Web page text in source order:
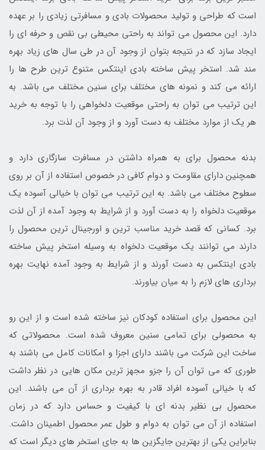
است که طراحی و تولید محصولات بادی و مسافرتی زیادی را بر عهده
دارد. این محصول می تواند به راحتی محیطی بی نقص و حرفه ای را
ایجاد سازد که در نتیجه بتوان از وجود آن در طی سال های زیاد بهره
مند شد. استخر پیش ساخته بادی اینتکس متنوع ترین طرح ها را
ارائه می کند و نمونه های مختلف برای سنین مختلف می باشد. به
این ترتیب می توان به راحتی موقعیت دلخواهی را با توجه به خرید
هر یک از موارد مختلف به دست آورد و از وجود آن لذت برد.
بدنه محصول برای به همراه داشتن در مسافرت سازگاری دارد و
همچنین دارای مقاومت و دوام کافی در خصوص استفاده از آن بر روی
سطوح مختلف می باشد. به این ترتیب می توان با خیالی آسوده یک
موقعیت دلخواه را به دست آورد و از شرایط به وجود آمده از آن لذت
برد. کسانی که قصد خرید مناسب ترین و اورجینال ترین محصول را
دارند می توانند یک موقعیت دلخواه به وسیله استخر پیش ساخته
بادی اینتکس به دست آورند و از شرایط به وجود آمده نهایت بهره
برداری های لازم را به میان بیاورند.
این محصول برای استفاده کودکان نیز ساخته شده است و از این رو
به محصولی برای تمامی سنین معروف شده است. محصولاتی که
ساخت این شرکت می باشند دارای اجزا و امکانات کامل می باشند به
طوری که می توان آن را جزو مجهز ترین مکان هایی در نظر داشت
که با خیالی آسوده افراد قادر به بهره برداری از آن می باشند. این
محصول بی نظیر بدنه ای با کیفیت و حساس دارد که در زمان
استفاده از آن می توان به دوام و طول عمر محصول اطمینان داشت.
بنابراین یکی از بهترین جایگزین ها به جای استخر های دیگر است که